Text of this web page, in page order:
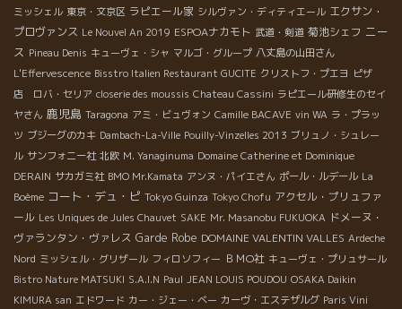
ミッシェル 東京・文京区 ラピエール家 シルヴァン・ディティエール エクサン・
プロヴァンス Le Nouvel An 2019 ESPOAナカモト 武道・剣道 菊池シェフ ニー
ス Pineau Denis キューヴェ・シャ マルゴ・グループ 八丈島の山田さん
L'Effervescence Bisstro Italien Restaurant GUCITE クリストフ・プエヨ ピザ
店 ロバ・セリア closerie des moussis Chateau Cassini ラピエール研修生のセイ
ヤさん 鹿児島 Taragona アミ・ビュヴォン Camille BACAVE vin WA ラ・プラッ
ツ ブジーグのカキ Dambach-La-Ville Pouilly-Vinzelles 2013 ブリュノ・シュレー
ル サンフォニー社 北欧 M. Yanaginuma Domaine Catherine et Dominique
DERAIN サカガミ社 BMO Mr.Kamata アンヌ・パイエさん ポール・ルデール La
Boème コート・デュ・ピ Tokyo Guinza Tokyo Chofu アクセル・プリュファ
ール Les Uniques de Jules Chauvet SAKE Mr. Masanobu FUKUOKA ドメーヌ・
ヴァランタン・ヴァレス Garde Robe DOMAINE VALENTIN VALLES Ardeche
Nord ミッシェル・グリザール フィロソフィー ＢＭО社 キューヴェ・プリュサール
Bistro Nature MATSUKI S.A.I.N Paul JEAN LOUIS POUDOU OSAKA Daikin
KIMURA san エドワード カー・ジェー・ベー カーヴ・エステザルグ Paris Vini